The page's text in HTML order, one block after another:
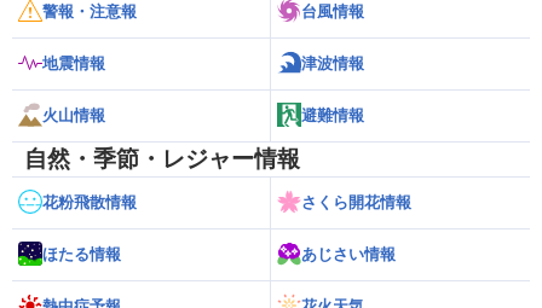
警報・注意報 台風情報
地震情報 津波情報
火山情報 避難情報
自然・季節・レジャー情報
花粉飛散情報 さくら開花情報
ほたる情報 あじさい情報